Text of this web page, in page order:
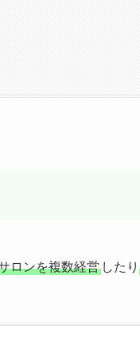
ロンを複数経営 したり